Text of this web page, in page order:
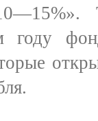
году